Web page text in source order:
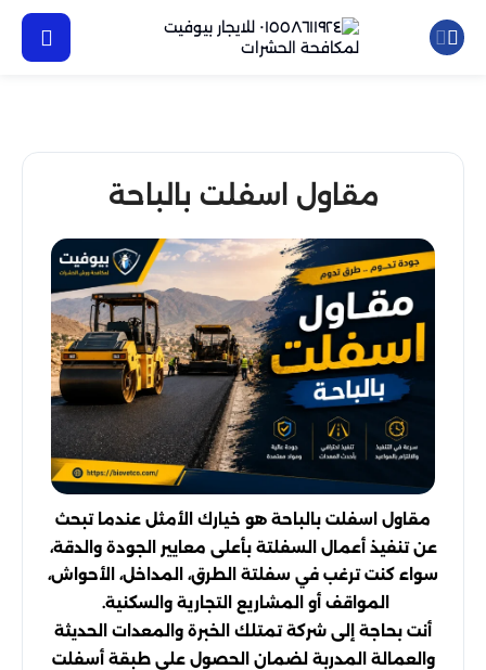
مقاول اسفلت بالباحة
مقاول اسفلت بالباحة هو خيارك الأمثل عندما تبحث
عن تنفيذ أعمال السفلتة بأعلى معايير الجودة والدقة،
سواء كنت ترغب في سفلتة الطرق، المداخل، الأحواش،
المواقف أو المشاريع التجارية والسكنية.
أنت بحاجة إلى شركة تمتلك الخبرة والمعدات الحديثة
والعمالة المدربة لضمان الحصول على طبقة أسفلت